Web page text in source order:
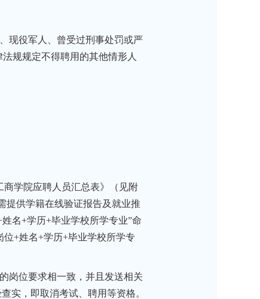
现役军人、曾受过刑事处罚或严
规规定不得聘用的其他情形人
学院应聘人员汇总表》（见附
提供学籍在线验证报告及就业推
名+学历+毕业学校所学专业”命
+姓名+学历+毕业学校所学专
岗位要求相一致，并且发送相关
实，即取消考试、聘用等资格。